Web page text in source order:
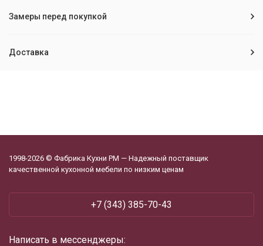
Замеры перед покупкой
Доставка
1998-2026 © Фабрика Кухни РМ — Надежный поставщик
качественной кухонной мебели по низким ценам
+7 (343) 385-70-43
Написать в мессенджеры: